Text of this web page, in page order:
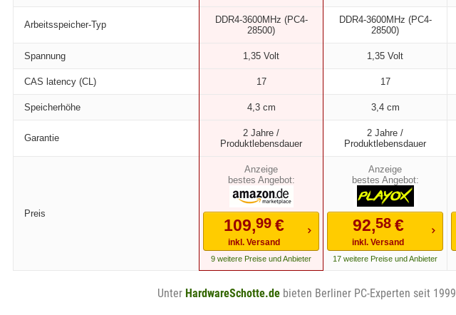
Arbeitsspeicher-Typ
DDR4-3600MHz (PC4-
28500)
DDR4-3600MHz (PC4-
28500)
Spannung 1,35 Volt 1,35 Volt
CAS latency (CL) 17 17
Speicherhöhe 4,3 cm 3,4 cm
Garantie
2 Jahre /
Produktlebensdauer
2 Jahre /
Produktlebensdauer
Preis
bestes Angebot:
109,99 €
inkl. Versand
9 weitere Preise und Anbieter
bestes Angebot:
92,58 €
inkl. Versand
17 weitere Preise und Anbieter
Unter HardwareSchotte.debieten Berliner PC-Experten seit 1999